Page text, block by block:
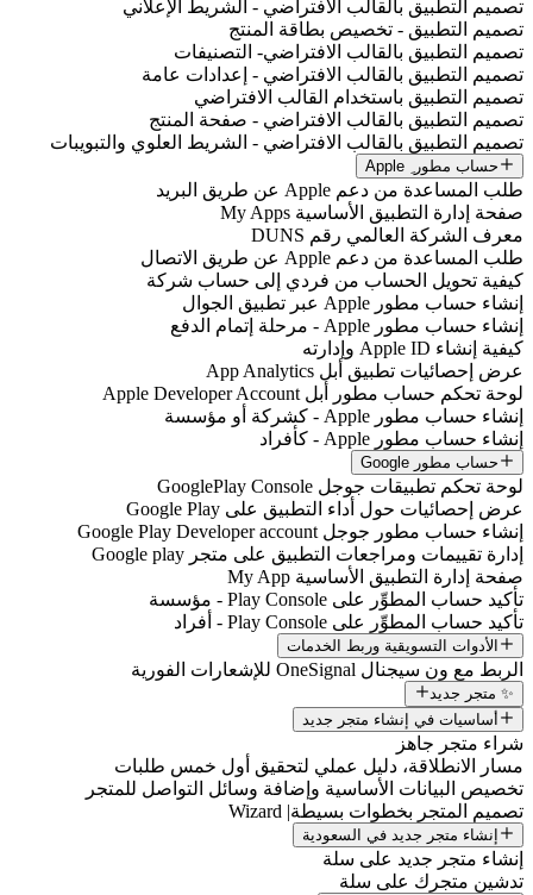
تصميم التطبيق بالقالب الافتراضي - الشريط الإعلاني
تصميم التطبيق - تخصيص بطاقة المنتج
تصميم التطبيق بالقالب الافتراضي- التصنيفات
تصميم التطبيق بالقالب الافتراضي - إعدادات عامة
تصميم التطبيق باستخدام القالب الافتراضي
تصميم التطبيق بالقالب الافتراضي - صفحة المنتج
تصميم التطبيق بالقالب الافتراضي - الشريط العلوي والتبويبات
حساب مطور ِ Apple
طلب المساعدة من دعم Apple عن طريق البريد
صفحة إدارة التطبيق الأساسية My Apps
معرف الشركة العالمي رقم DUNS
طلب المساعدة من دعم Apple عن طريق الاتصال
كيفية تحويل الحساب من فردي إلى حساب شركة
إنشاء حساب مطور Apple عبر تطبيق الجوال
إنشاء حساب مطور Apple - مرحلة إتمام الدفع
كيفية إنشاء Apple ID وإدارته
عرض إحصائيات تطبيق أبل App Analytics
لوحة تحكم حساب مطور أبل Apple Developer Account
إنشاء حساب مطور Apple - كشركة أو مؤسسة
إنشاء حساب مطور Apple - كأفراد
حساب مطور Google
لوحة تحكم تطبيقات جوجل GooglePlay Console
عرض إحصائيات حول أداء التطبيق على Google Play
إنشاء حساب مطور جوجل Google Play Developer account
إدارة تقييمات ومراجعات التطبيق على متجر Google play
صفحة إدارة التطبيق الأساسية My App
تأكيد حساب المطوِّر على Play Console - مؤسسة
تأكيد حساب المطوِّر على Play Console - أفراد
الأدوات التسويقية وربط الخدمات
الربط مع ون سيجنال OneSignal للإشعارات الفورية
✨ متجر جديد
أساسيات في إنشاء متجر جديد
شراء متجر جاهز
مسار الانطلاقة، دليل عملي لتحقيق أول خمس طلبات
تخصيص البيانات الأساسية وإضافة وسائل التواصل للمتجر
تصميم المتجر بخطوات بسيطة| Wizard
إنشاء متجر جديد في السعودية
إنشاء متجر جديد على سلة
تدشين متجرك على سلة